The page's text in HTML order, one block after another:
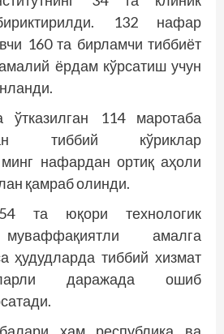
132 нафар
160 та бирламчи тиббиёт
ёрдам кўрсатиш учун
114 маротаба
тиббий кўриклар
нафардан ортиқ аҳоли
қамраб олинди.
та юқори технологик
амалга
ҳудудларда тиббий хизмат
даражада ошиб